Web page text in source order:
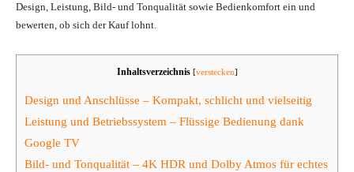
Design, Leistung, Bild- und Tonqualität sowie Bedienkomfort ein und
bewerten, ob sich der Kauf lohnt.
Inhaltsverzeichnis [verstecken]
Design und Anschlüsse – Kompakt, schlicht und vielseitig
Leistung und Betriebssystem – Flüssige Bedienung dank
Google TV
Bild- und Tonqualität – 4K HDR und Dolby Atmos für echtes